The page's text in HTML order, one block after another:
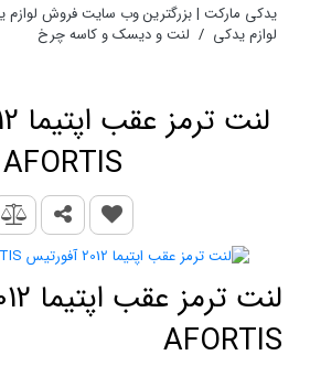
یدکی مارکت | بزرگترین وب سایت فروش لوازم
لوازم یدکی / لنت و دیسک و کاسه چرخ
AFORTIS
AFORTIS